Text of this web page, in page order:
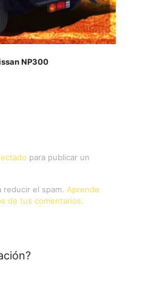
NP300
para publicar un
reducir el spam. Aprende
de tus comentarios.